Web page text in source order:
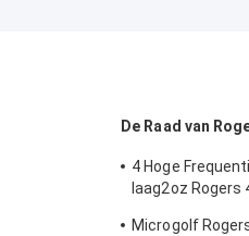
De Raad van
4 Hoge
laag2oz Rogers
Microgolf